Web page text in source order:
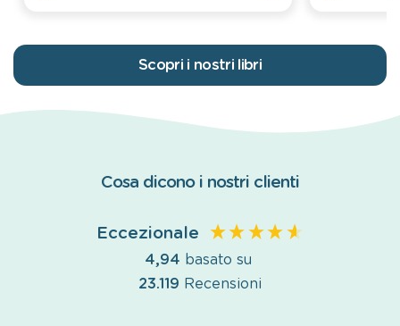
Scopri i nostri libri
Cosa dicono i nostri clienti
Eccezionale
4,94 basato su
23.119 Recensioni